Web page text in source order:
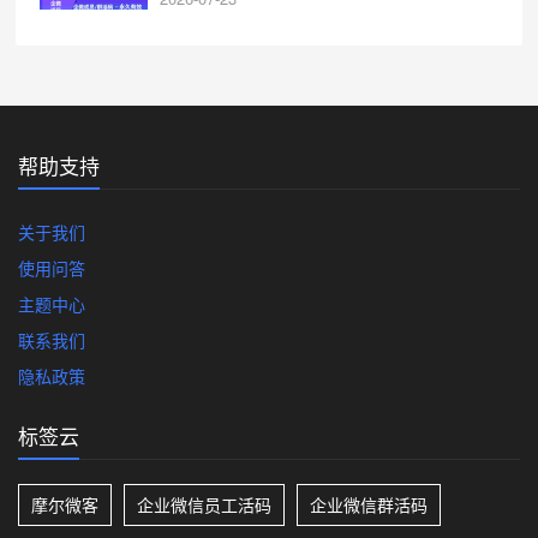
帮助支持
关于我们
使用问答
主题中心
联系我们
隐私政策
标签云
摩尔微客 企业微信员工活码 企业微信群活码